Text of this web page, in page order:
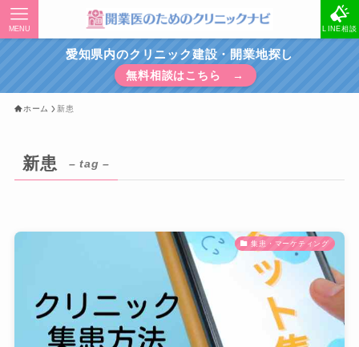
LINE相談
MENU
愛知県内のクリニック建設・開業地探し
無料相談はこちら →
ホーム 新患
新患 – tag –
集患・マーケティング